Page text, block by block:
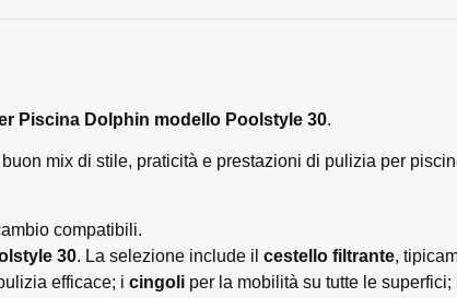
Piscina Dolphin modello Poolstyle 30.
mix di stile, praticità e prestazioni di pulizia per
compatibili.
30. La selezione include il cestello filtrante,
efficace; i cingoliper la mobilità su tutte le superfici;